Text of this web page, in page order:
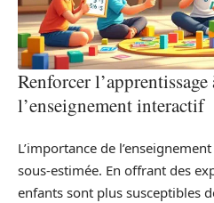
Renforcer l’apprentissage
l’enseignement interactif
L’importance de
sous-estimée. En offrant des
enfants sont plus susceptibles